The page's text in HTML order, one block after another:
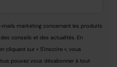
marketing concernant les produits
conseils et des actualités. En
cliquant sur « S'inscrire », vous
pouvez vous désabonner à tout